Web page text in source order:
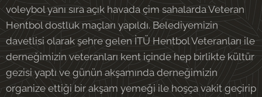
voleybol yanı sıra açık havada çim sahalarda Veteran
Hentbol dostluk maçları yapıldı. Belediyemizin
davetlisi olarak şehre gelen İTÜ Hentbol Veteranları ile
derneğimizin veteranları kent içinde hep birlikte kültür
gezisi yaptı ve günün akşamında derneğimizin
organize ettiği bir akşam yemeği ile hoşça vakit geçirip